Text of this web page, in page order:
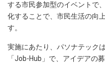
する市民参加型のイベントで
化することで、市民生活の向
す。
実施にあたり、パソナテック
「Job-Hub」で、アイデアの